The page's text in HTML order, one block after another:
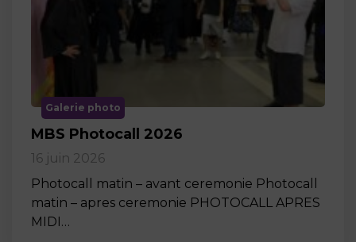
Galerie photo
MBS Photocall 2026
16 juin 2026
Photocall matin – avant ceremonie Photocall
matin – apres ceremonie PHOTOCALL APRES
MIDI…